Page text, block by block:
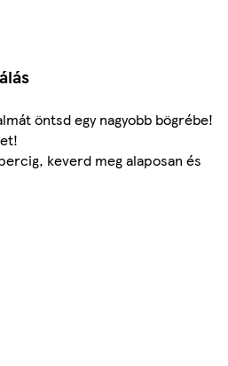
öntsd egy nagyobb bögrébe!
keverd meg alaposan és